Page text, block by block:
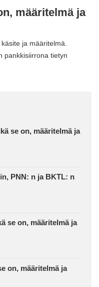
määritelmä ja
ja määritelmä.
pankkisiirrona tietyn
se on, määritelmä ja
PNN: n ja BKTL: n
se on, määritelmä ja
on, määritelmä ja